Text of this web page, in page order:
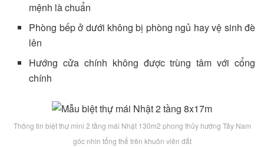
mệnh là chuẩn
Phòng bếp ở dưới không bị phòng ngủ hay vệ sinh đè
lên
Hướng cửa chính không được trùng tâm với cổng
chính
Thông tin biệt thự mini 2 tầng mái Nhật 130m2 phong thủy hướng Tây Nam
góc nhìn tổng thể trên khuôn viên đất